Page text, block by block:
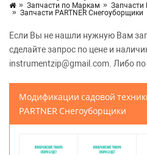
Запчасти по Маркам
Запчасти
Запчасти PARTNER Снегоуборщики
Если Вы не нашли нужную Вам
сделайте запрос по цене и
instrumentzip@gmail.com. Либо
Модификации садовой
PARTNER Снегоуборщики